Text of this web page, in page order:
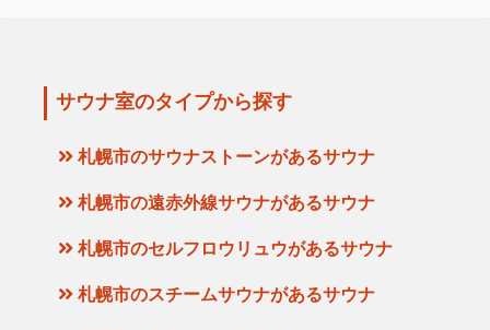
サウナ室のタイプから探す
札幌市のサウナストーンがあるサウナ
札幌市の遠赤外線サウナがあるサウナ
札幌市のセルフロウリュウがあるサウナ
札幌市のスチームサウナがあるサウナ